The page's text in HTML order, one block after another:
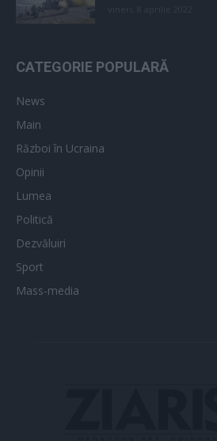
CATEGORIE POPULARĂ
News
Main
Război în Ucraina
Opinii
Lumea
Politică
Dezvăluiri
Sport
Mass-media